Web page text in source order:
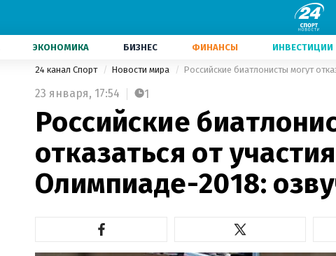
ЭКОНОМИКА БИЗНЕС ФИНАНСЫ ИНВЕСТИЦИИ
24 канал Спорт Новости мира Российские биатлонисты могут
23 января, 17:54 1
Российские
отказаться от
Олимпиаде-2018: